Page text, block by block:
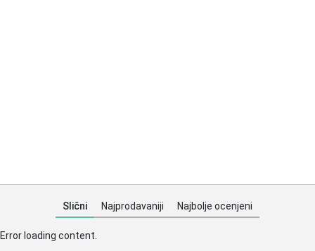
Slični Najprodavaniji Najbolje ocenjeni
Error loading content.